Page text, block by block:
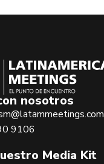
nosotros
9106
Media Kit